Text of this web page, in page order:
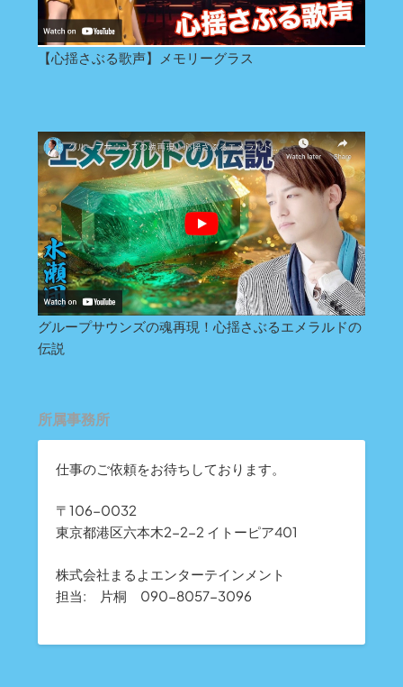
【心揺さぶる歌声】メモリーグラス
グループサウンズの魂再現！心揺さぶるエメラルドの
伝説
所属事務所
仕事のご依頼をお待ちしております。
〒106-0032
東京都港区六本木2-2-2 イトーピア401
株式会社まるよエンターテインメント
担当: 片桐 090-8057-3096